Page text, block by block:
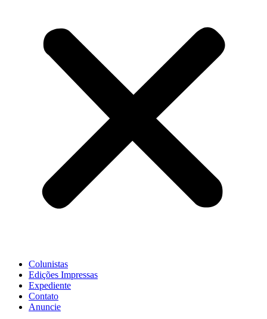
Colunistas
Edições Impressas
Expediente
Contato
Anuncie